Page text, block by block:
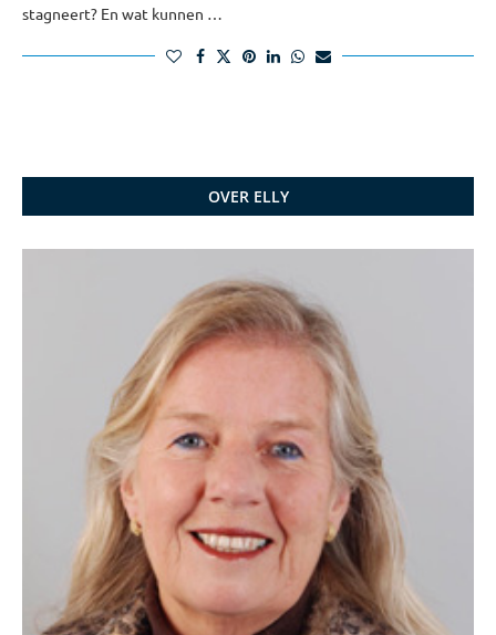
stagneert? En wat kunnen …
OVER ELLY